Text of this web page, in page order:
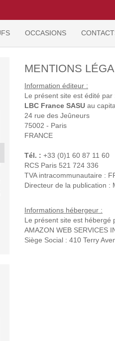
OCCASIONS
MENTIONS
Information éditeur :
Le présent site est édité par
LBC France SASU au
24 rue des Jeûneurs
75002 - Paris
FRANCE
Tél. : +33 (0)1 60 87 11 60
RCS Paris 521 724 336
TVA intracommunautaire :
Directeur de la publication :
Informations hébergeur :
Le présent site est hébergé
AMAZON WEB SERVICES
Siège Social : 410 Terry
KUHN GMD 702
2001